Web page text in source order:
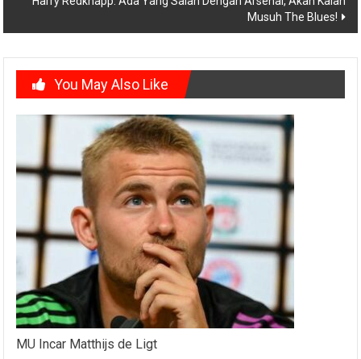
Musuh The Blues!
You May Also Like
MU Incar Matthijs de Ligt